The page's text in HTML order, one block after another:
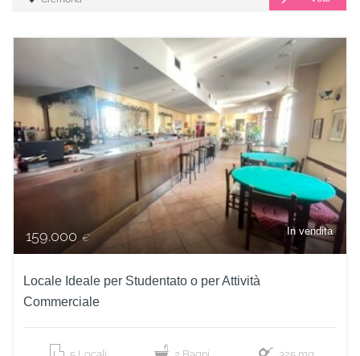
In vendita
159.000 €
Locale Ideale per Studentato o per Attività
Commerciale